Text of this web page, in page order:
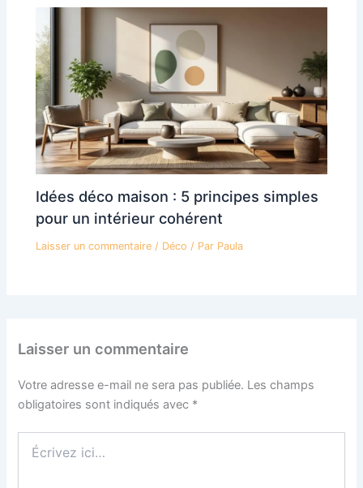
Idées déco maison : 5 principes simples
pour un intérieur cohérent
Laisser un commentaire / Déco / Par Paula
Laisser un commentaire
Votre adresse e-mail ne sera pas publiée. Les champs
obligatoires sont indiqués avec *
ici…